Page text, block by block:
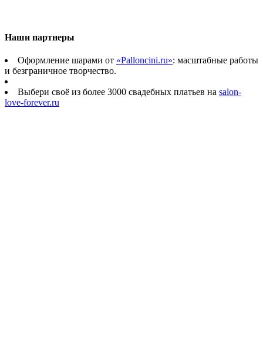
Наши партнеры
Оформление шарами от «Palloncini.ru»: масштабные работы
и безграничное творчество.
Выбери своё из более 3000 свадебных платьев на salon-
love-forever.ru